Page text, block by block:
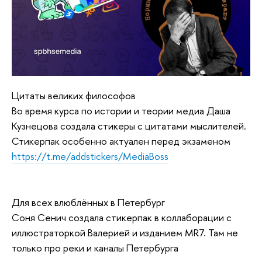
Цитаты великих философов
Во время курса по истории и теории медиа Даша
Кузнецова создала стикеры с цитатами мыслителей.
Стикерпак особенно актуален перед экзаменом
https://t.me/addstickers/MediaBoss
Для всех влюблённых в Петербург
Соня Сенич создала стикерпак в коллаборации с
иллюстраторкой Валерией и изданием MR7. Там не
только про реки и каналы Петербурга